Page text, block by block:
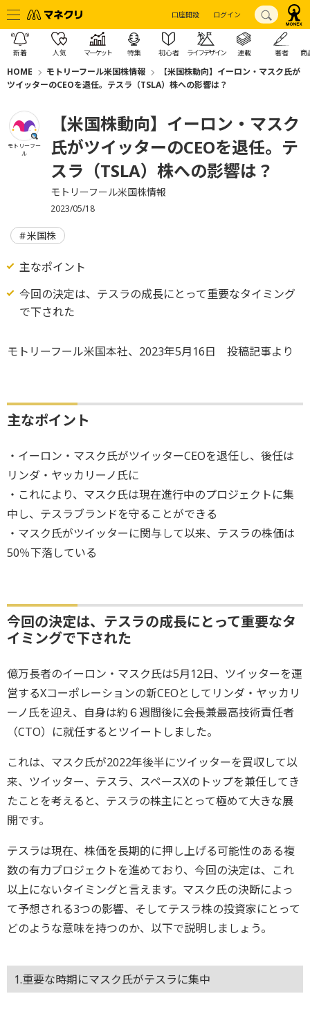
口座開設 ログイン
新着 人気 マーケット 特集 初心者 ライフデザイン 連載 著者 商
HOME モトリーフール米国株情報
【米国株動向】イーロン・マスク氏が
ツイッターのCEOを退任。テスラ（TSLA）株への影響は？
モトリーフー
ル
【米国株動向】イーロン・マスク
氏がツイッターのCEOを退任。テ
スラ（TSLA）株への影響は？
モトリーフール米国株情報
2023/05/18
米国株
主なポイント
今回の決定は、テスラの成長にとって重要なタイミング
で下された
モトリーフール米国本社、2023年5月16日 投稿記事より
主なポイント
・イーロン・マスク氏がツイッターCEOを退任し、後任は
リンダ・ヤッカリーノ氏に
・これにより、マスク氏は現在進行中のプロジェクトに集
中し、テスラブランドを守ることができる
・マスク氏がツイッターに関与して以来、テスラの株価は
50％下落している
今回の決定は、テスラの成長にとって重要なタ
イミングで下された
億万長者のイーロン・マスク氏は5月12日、ツイッターを運
営するXコーポレーションの新CEOとしてリンダ・ヤッカリ
ーノ氏を迎え、自身は約６週間後に会長兼最高技術責任者
（CTO）に就任するとツイートしました。
これは、マスク氏が2022年後半にツイッターを買収して以
来、ツイッター、テスラ、スペースXのトップを兼任してき
たことを考えると、テスラの株主にとって極めて大きな展
開です。
テスラは現在、株価を長期的に押し上げる可能性のある複
数の有力プロジェクトを進めており、今回の決定は、これ
以上にないタイミングと言えます。マスク氏の決断によっ
て予想される3つの影響、そしてテスラ株の投資家にとって
どのような意味を持つのか、以下で説明しましょう。
1.重要な時期にマスク氏がテスラに集中